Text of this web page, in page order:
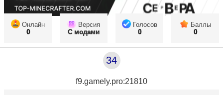
Онлайн
0
Версия
С модами
Голосов
0
Баллы
0
34
f9.gamely.pro:21810